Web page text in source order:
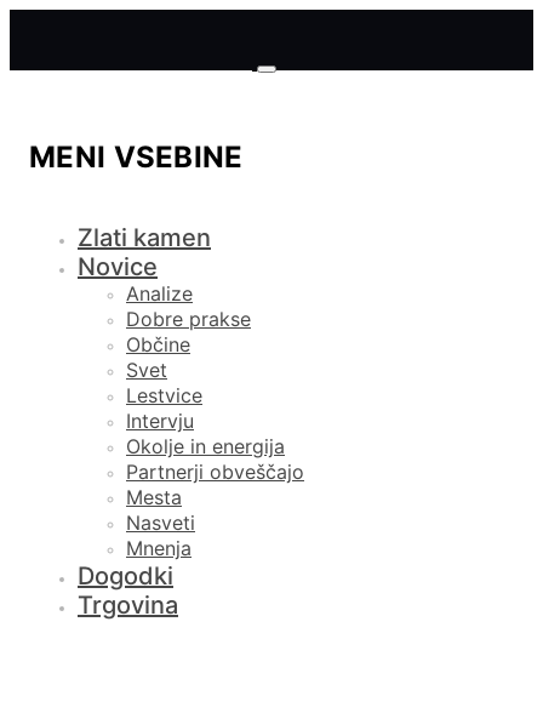
MENI VSEBINE
Zlati kamen
Novice
Analize
Dobre prakse
Občine
Svet
Lestvice
Intervju
Okolje in energija
Partnerji obveščajo
Mesta
Nasveti
Mnenja
Dogodki
Trgovina